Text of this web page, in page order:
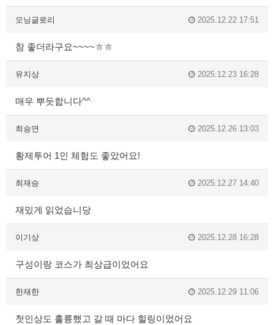
모닝글로리 2025.12.22 17:51
참 좋더라구요~~~~ㅎㅎ
유지상 2025.12.23 16:28
매우 뿌듯합니다^^
최승연 2025.12.26 13:03
황제투어 1인 체험도 좋았어요!
최재승 2025.12.27 14:40
재밌게 읽었습니당
이기상 2025.12.28 16:28
구성이랑 코스가 최상급이었어요
한재한 2025.12.29 11:06
첫인상도 훌륭했고 갈 때 마다 힐링이었어요